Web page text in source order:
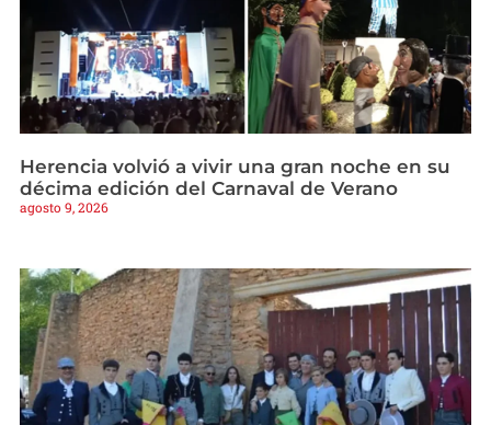
Herencia volvió a vivir una gran noche en su
décima edición del Carnaval de Verano
agosto 9, 2026